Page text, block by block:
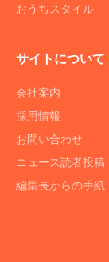
おうちスタイル
サイトについて
会社案内
採用情報
お問い合わせ
ニュース読者投稿
編集長からの手紙